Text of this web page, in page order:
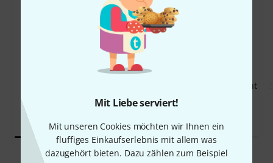
Mit Liebe serviert!
Mit unseren Cookies möchten wir Ihnen ein
fluffiges Einkaufserlebnis mit allem was
dazugehört bieten. Dazu zählen zum Beispiel
51%
Stairville BEL4 Battery Event
Light 4x15W